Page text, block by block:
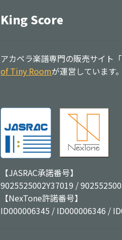
King Score
アカペラ楽譜専門の販売サイト
of Tiny Roomが運営しています。
【JASRAC承諾番号】
9025525002Y37019 /
【NexTone許諾番号】
ID000006345 / ID000006346 /